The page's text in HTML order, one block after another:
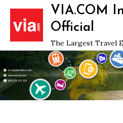
Skip
content
VIA.COM
Official
The Largest Travel